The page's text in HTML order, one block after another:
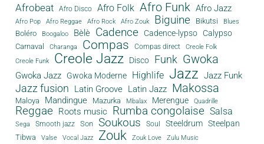
Afrobeat Afro Disco Afro Folk Afro Funk Afro Jazz
Afro Pop Afro Reggae Afro Rock Afro Zouk Biguine Bikutsi Blues
Boléro Boogaloo Bèlè Cadence Cadence-lypso Calypso
Carnaval Charanga Compas Compas direct
Creole Folk
Creole Funk
Creole Jazz Disco Funk Gwoka
Gwoka Jazz Gwoka Moderne Highlife Jazz Jazz Funk
Jazz fusion Latin Groove Latin Jazz Makossa
Maloya Mandingue Mazurka Mbalax Merengue Quadrille
Reggae Roots music Rumba congolaise Salsa
Sega Smooth jazz Son Soukous Soul Steeldrum Steelpan
Tibwa Valse Vocal Jazz Zouk Zouk Love Zulu Music